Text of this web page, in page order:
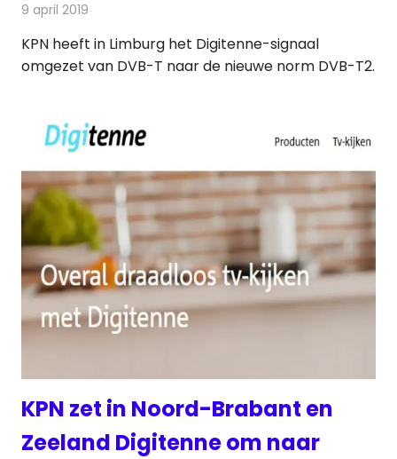
9 april 2019
KPN heeft in Limburg het Digitenne-signaal
omgezet van DVB-T naar de nieuwe norm DVB-T2.
KPN zet in Noord-Brabant en
Zeeland Digitenne om naar